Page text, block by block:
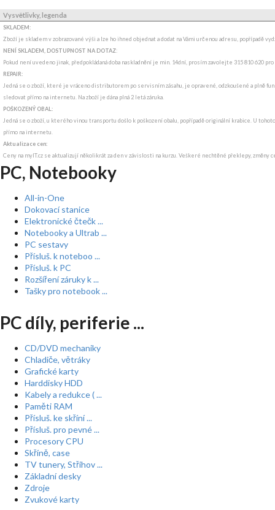
Vysvětlivky, legenda
SKLADEM:
Zboží je skladem v zobrazované výši a lze ho ihned objednat a dodat na Vámi určenou adresu, popřípadě
NENÍ SKLADEM, DOSTUPNOST NA DOTAZ:
Pokud není uvedeno jinak, předpokládaná doba naskladnění je min. 14dní, prosím zavolejte 315 810 620
REPAIR:
Jedná se o zboží, které je vráceno distributorem po servisním zásahu, je opravené, odzkoušené a plně
sledovat přímo na internetu. Na zboží je dána plná 2 letá záruka.
POŠKOZENÝ OBAL:
Jedná se o zboží, u kterého vinou transportu došlo k poškození obalu, popřípadě originální krabice. U
přímo na internetu.
Aktualizace cen:
Ceny na myIT.cz se aktualizují několikrát za den v závislosti na kurzu. Veškeré nechtěné překlepy, změny
PC, Notebooky
All-in-One
Dokovací stanice
Elektronické čtečk ...
Notebooky a Ultrab ...
PC sestavy
Přísluš. k noteboo ...
Přísluš. k PC
Rozšíření záruky k ...
Tašky pro notebook ...
PC díly, periferie ...
CD/DVD mechaniky
Chladiče, větráky
Grafické karty
Harddisky HDD
Kabely a redukce ( ...
Paměti RAM
Přísluš. ke skříní ...
Přísluš. pro pevné ...
Procesory CPU
Skříně, case
TV tunery, Střihov ...
Základní desky
Zdroje
Zvukové karty